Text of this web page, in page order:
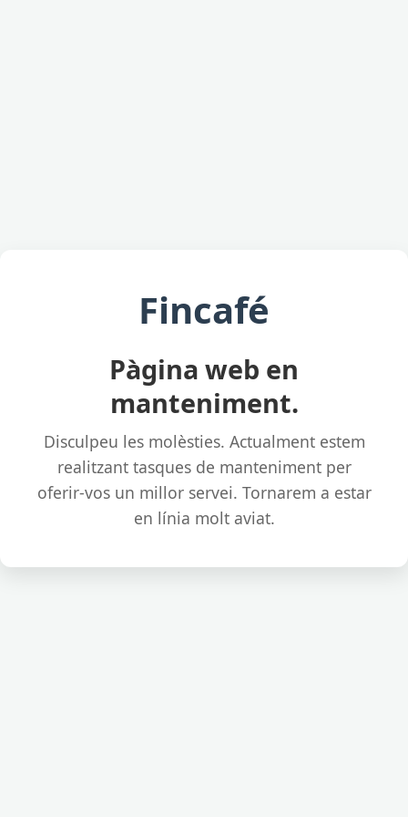
Fincafé
Pàgina web en
manteniment.
Disculpeu les molèsties. Actualment estem
realitzant tasques de manteniment per
oferir-vos un millor servei. Tornarem a estar
en línia molt aviat.